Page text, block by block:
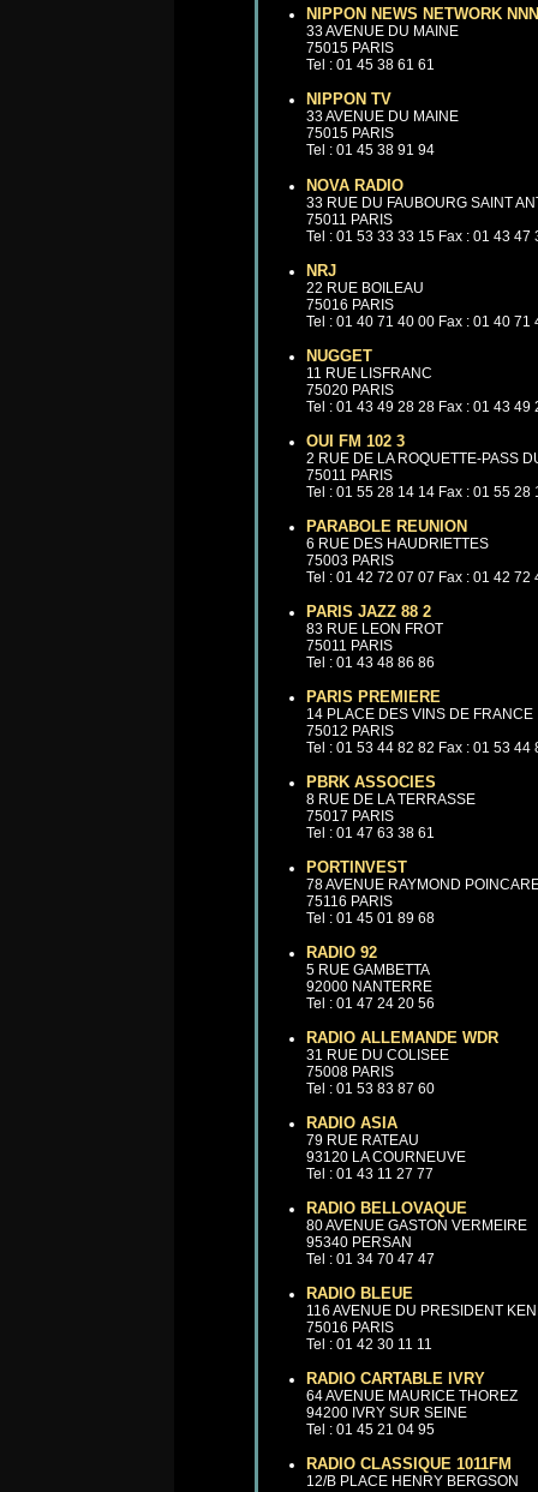
NIPPON NEWS NETWORK NNN
33 AVENUE DU MAINE
75015 PARIS
Tel : 01 45 38 61 61
NIPPON TV
33 AVENUE DU MAINE
75015 PARIS
Tel : 01 45 38 91 94
NOVA RADIO
33 RUE DU FAUBOURG SAINT
75011 PARIS
Tel : 01 53 33 33 15 Fax : 01 43 47
NRJ
22 RUE BOILEAU
75016 PARIS
Tel : 01 40 71 40 00 Fax : 01 40 71
NUGGET
11 RUE LISFRANC
75020 PARIS
Tel : 01 43 49 28 28 Fax : 01 43 49
OUI FM 102 3
2 RUE DE LA ROQUETTE-PASS
75011 PARIS
Tel : 01 55 28 14 14 Fax : 01 55 28
PARABOLE REUNION
6 RUE DES HAUDRIETTES
75003 PARIS
Tel : 01 42 72 07 07 Fax : 01 42 72
PARIS JAZZ 88 2
83 RUE LEON FROT
75011 PARIS
Tel : 01 43 48 86 86
PARIS PREMIERE
14 PLACE DES VINS DE FRANCE
75012 PARIS
Tel : 01 53 44 82 82 Fax : 01 53 44
PBRK ASSOCIES
8 RUE DE LA TERRASSE
75017 PARIS
Tel : 01 47 63 38 61
PORTINVEST
78 AVENUE RAYMOND
75116 PARIS
Tel : 01 45 01 89 68
RADIO 92
5 RUE GAMBETTA
92000 NANTERRE
Tel : 01 47 24 20 56
RADIO ALLEMANDE WDR
31 RUE DU COLISEE
75008 PARIS
Tel : 01 53 83 87 60
RADIO ASIA
79 RUE RATEAU
93120 LA COURNEUVE
Tel : 01 43 11 27 77
RADIO BELLOVAQUE
80 AVENUE GASTON VERMEIRE
95340 PERSAN
Tel : 01 34 70 47 47
RADIO BLEUE
116 AVENUE DU PRESIDENT
75016 PARIS
Tel : 01 42 30 11 11
RADIO CARTABLE IVRY
64 AVENUE MAURICE THOREZ
94200 IVRY SUR SEINE
Tel : 01 45 21 04 95
RADIO CLASSIQUE 1011FM
12/B PLACE HENRY BERGSON